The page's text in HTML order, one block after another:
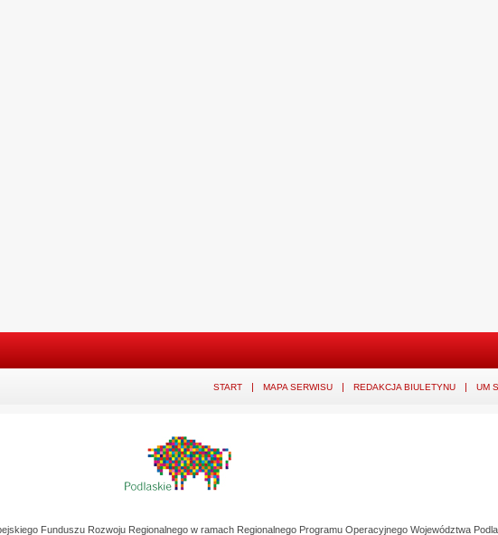
START MAPA SERWISU REDAKCJA BIULETYNU UM
Funduszu Rozwoju Regionalnego w ramach Regionalnego Programu Operacyjnego Województwa